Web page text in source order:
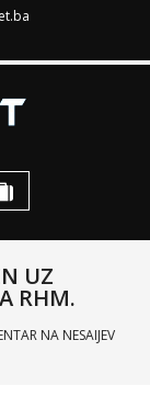
UZ
RHM.
NA NESAIJEV